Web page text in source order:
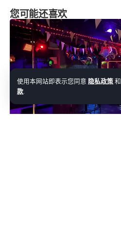
使用本网站即表示您同意 隐私政策和
款
您可能还喜欢